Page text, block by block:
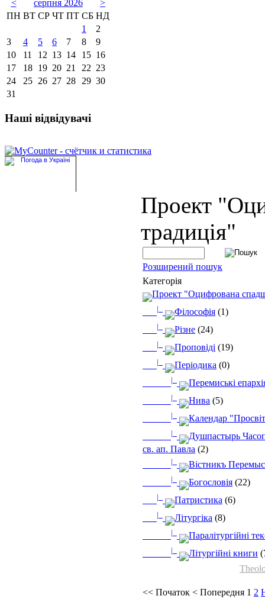
< серпня 2026
>
ПН ВТ СР ЧТ ПТ СБ НД
1
2
3
4 5 6 7 8
9
10
11 12 13 14 15 16
17
18 19 20 21 22 23
24
25 26 27 28 29 30
31
Наші відвідувачі
Проект
традиція"
Розширений пошук
Категорія
<< Початок < Попередня 1 2
Проект "Оцифрована
|_ Філософія (1)
|_ Різне (24)
|_ Проповіді (19)
|_ Періодика (0)
|_ Перемиські
|_ Нива (5)
|_ Календар
|_
Душпастырь
св. ап. Павла (2)
|_ Вістникъ
|_ Богословія (22)
|_ Патристика (6)
|_ Літургіка (8)
|_ Паралітургійні
|_ Літургійні книги